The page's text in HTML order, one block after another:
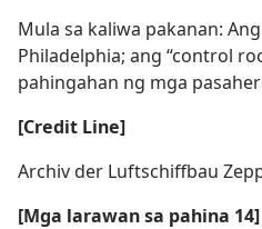
Mula sa kaliwa pakanan:
Philadelphia; ang “control
pahingahan ng mga
[Credit Line]
Archiv der Luftschiffbau
[Mga larawan sa pahina 14]